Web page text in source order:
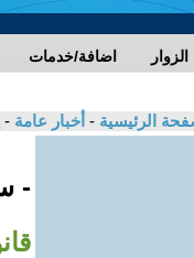
اضافة/خدمات الزوار
الرئيسية - أخبار عامة -
-